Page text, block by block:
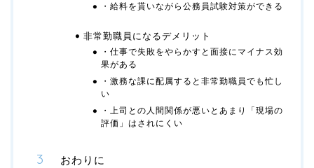
・給料を貰いながら公務員試験対策ができる
非常勤職員になるデメリット
・仕事で失敗をやらかすと面接にマイナス効
果がある
・激務な課に配属すると非常勤職員でも忙し
い
・上司との人間関係が悪いとあまり「現場の
評価」はされにくい
おわりに